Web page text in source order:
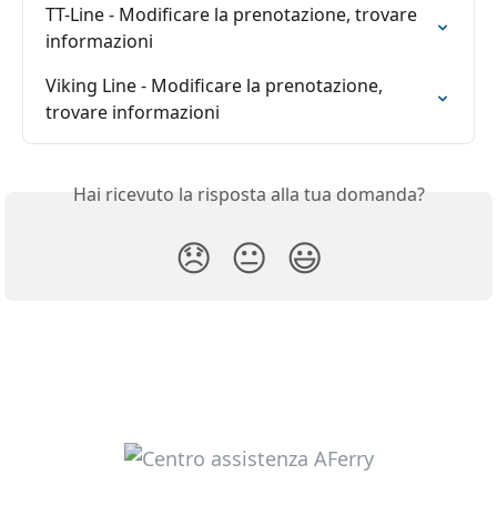
TT-Line - Modificare la prenotazione, trovare
informazioni
Viking Line - Modificare la prenotazione,
trovare informazioni
Hai ricevuto la risposta alla tua domanda?
😞 😐 😃